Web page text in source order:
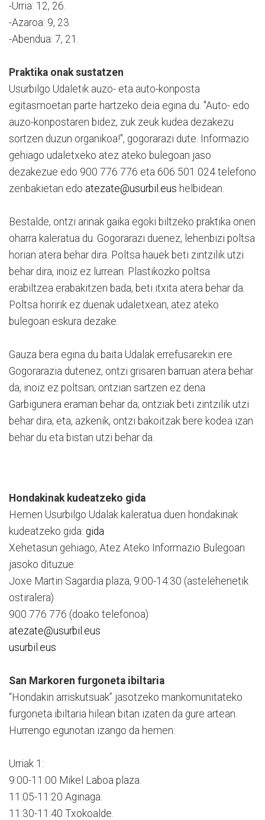
-Urria: 12, 26.
-Azaroa: 9, 23.
-Abendua: 7, 21.
Praktika onak sustatzen
Usurbilgo Udaletik auzo- eta auto-konposta
egitasmoetan parte hartzeko deia egina du. "Auto- edo
auzo-konpostaren bidez, zuk zeuk kudea dezakezu
sortzen duzun organikoa!", gogorarazi dute. Informazio
gehiago udaletxeko atez ateko bulegoan jaso
dezakezue edo 900 776 776 eta 606 501 024 telefono
zenbakietan edo atezate@usurbil.eus helbidean.
Bestalde, ontzi arinak gaika egoki biltzeko praktika onen
oharra kaleratua du. Gogorarazi duenez, lehenbizi poltsa
horian atera behar dira. Poltsa hauek beti zintzilik utzi
behar dira, inoiz ez lurrean. Plastikozko poltsa
erabiltzea erabakitzen bada, beti itxita atera behar da.
Poltsa horirik ez duenak udaletxean, atez ateko
bulegoan eskura dezake.
Gauza bera egina du baita Udalak errefusarekin ere.
Gogorarazia dutenez, ontzi grisaren barruan atera behar
da, inoiz ez poltsan; ontzian sartzen ez dena
Garbigunera eraman behar da; ontziak beti zintzilik utzi
behar dira; eta, azkenik, ontzi bakoitzak bere kodea izan
behar du eta bistan utzi behar da.
Hondakinak kudeatzeko gida
Hemen Usurbilgo Udalak kaleratua duen hondakinak
kudeatzeko gida: gida
Xehetasun gehiago, Atez Ateko Informazio Bulegoan
jasoko dituzue:
Joxe Martin Sagardia plaza, 9:00-14:30 (astelehenetik
ostiralera)
900 776 776 (doako telefonoa)
atezate@usurbil.eus
usurbil.eus
San Markoren furgoneta ibiltaria
“Hondakin arriskutsuak” jasotzeko mankomunitateko
furgoneta ibiltaria hilean bitan izaten da gure artean.
Hurrengo egunotan izango da hemen:
Urriak 1:
9:00-11:00 Mikel Laboa plaza.
11:05-11:20 Aginaga.
11:30-11:40 Txokoalde.